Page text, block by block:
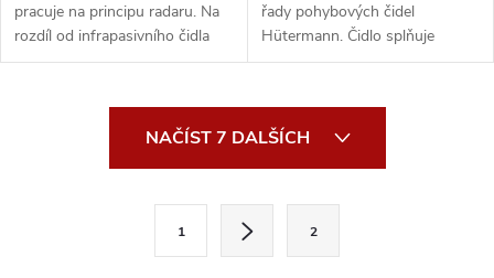
pracuje na principu radaru. Na
rozdíl od infrapasivního čidla
detek...
řady pohybových čidel
Hütermann. Čidlo splňuje
náročné požadavky nejen...
NAČÍST 7 DALŠÍCH
1 2